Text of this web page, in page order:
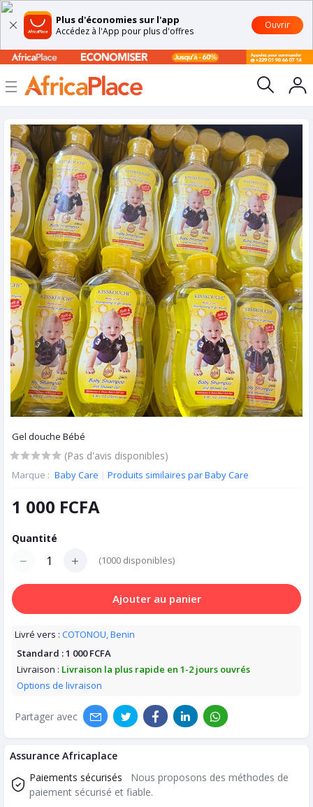
Plus d'économies sur l'app
Accédez à l'App pour plus d'offres
Ouvrir
Gel douche Bébé
(Pas d'avis disponibles)
Marque : Baby Care | Produits similaires par Baby Care
1 000 FCFA
Quantité
(1000 disponibles)
Ajouter au panier
Livré vers : COTONOU, Benin
Standard :1 000 FCFA
Livraison : Livraison la plus rapide en 1-2 jours ouvrés
Options de livraison
Partager avec
Assurance Africaplace
Paiements sécurisés
Nous proposons des méthodes de
paiement sécurisé et fiable.